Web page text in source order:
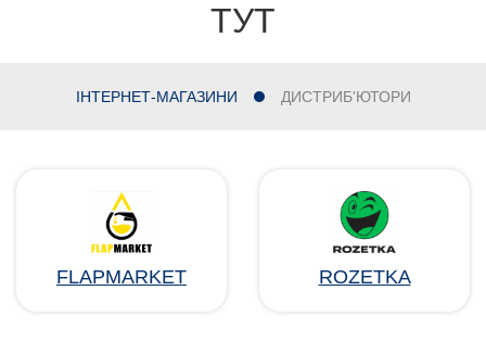
ТУТ
ІНТЕРНЕТ-МАГАЗИНИ ДИСТРИБ'ЮТОРИ
FLAPMARKET ROZETKA